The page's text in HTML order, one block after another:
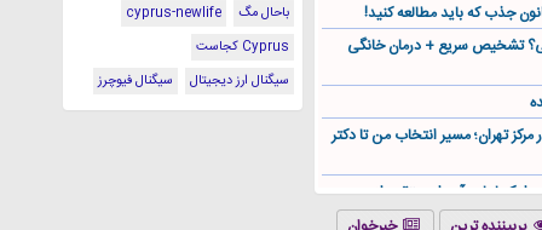
جذب که باید مطالعه کنید!
تشخیص سریع + درمان خانگی
مرکز تهران؛ مسیر انتخاب من تا دکتر
کجا باید آن را مستقیم از
باحال مگ
cyprus-newlife
Cyprus کجاست
سیگنال ارز دیجیتال
سیگنال فیوچرز